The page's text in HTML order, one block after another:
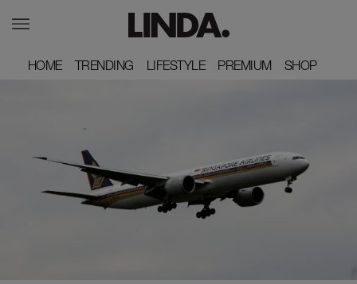
HOME
HOME TRENDING
TRENDING LIFESTYLE
LIFESTYLE PREMIUM
PREMIUM SHOP
SHOP